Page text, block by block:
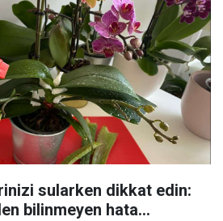
sularken dikkat edin:
bilinmeyen hata...